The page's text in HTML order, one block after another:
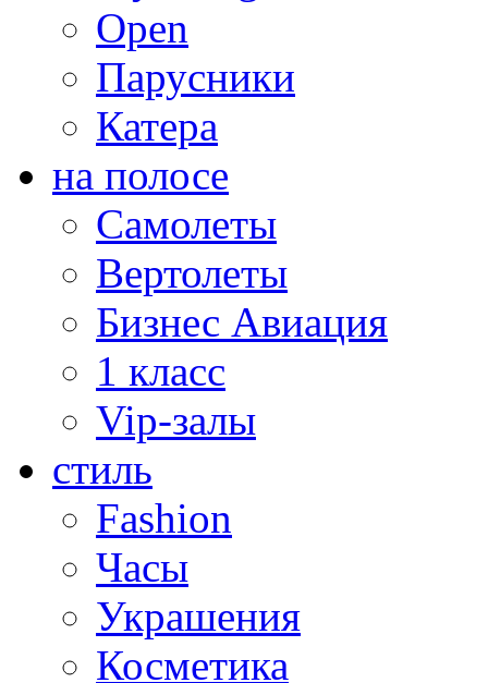
Open
Парусники
Катера
на полосе
Самолеты
Вертолеты
Бизнес Авиация
1 класс
Vip-залы
стиль
Fashion
Часы
Украшения
Косметика